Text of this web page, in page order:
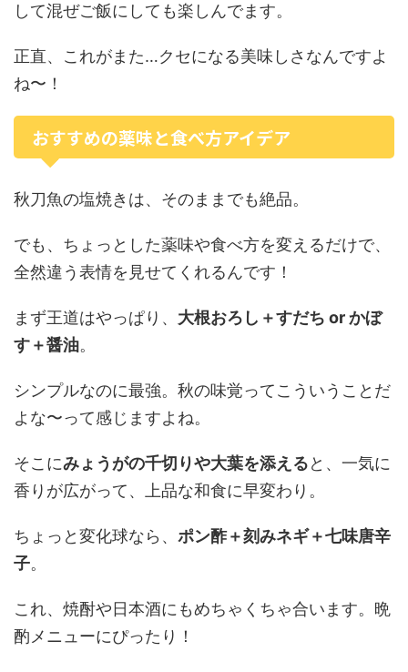
して混ぜご飯にしても楽しんでます。
正直、これがまた…クセになる美味しさなんですよ
ね〜！
おすすめの薬味と食べ方アイデア
秋刀魚の塩焼きは、そのままでも絶品。
でも、ちょっとした薬味や食べ方を変えるだけで、
全然違う表情を見せてくれるんです！
まず王道はやっぱり、 大根おろし＋すだち or かぼ
す＋醤油。
シンプルなのに最強。秋の味覚ってこういうことだ
よな〜って感じますよね。
そこにみょうがの千切りや大葉を添えると、一気に
香りが広がって、上品な和食に早変わり。
ちょっと変化球なら、 ポン酢＋刻みネギ＋七味唐辛
子。
これ、焼酎や日本酒にもめちゃくちゃ合います。晩
酌メニューにぴったり！